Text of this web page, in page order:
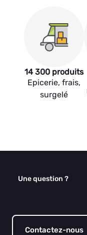
14 300 produits
Epicerie, frais,
surgelé
Une question ?
Contactez-nous